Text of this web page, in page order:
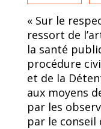
« Sur le
ressort de
la santé
procédure
et de la
aux moyens
par les
par le